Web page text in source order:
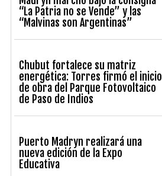
“La Patria no se Vende” y las
“Malvinas son Argentinas”
Chubut fortalece su matriz
energética: Torres firmó el inicio
de obra del Parque Fotovoltaico
de Paso de Indios
Puerto Madryn realizará una
nueva edición de la Expo
Educativa